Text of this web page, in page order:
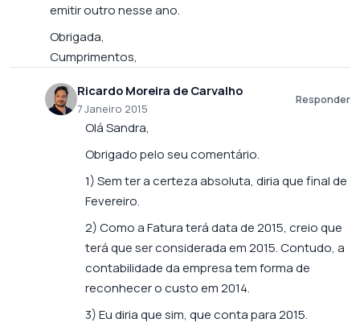
emitir outro nesse ano.
Obrigada,
Cumprimentos,
Ricardo Moreira de Carvalho
7 Janeiro 2015
Responder
Olá Sandra,
Obrigado pelo seu comentário.
1) Sem ter a certeza absoluta, diria que final de
Fevereiro.
2) Como a Fatura terá data de 2015, creio que
terá que ser considerada em 2015. Contudo, a
contabilidade da empresa tem forma de
reconhecer o custo em 2014.
3) Eu diria que sim, que conta para 2015.